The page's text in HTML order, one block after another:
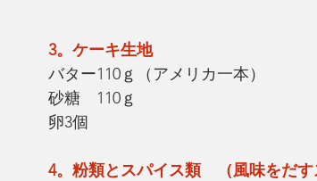
3。ケーキ生地
バター110ｇ（アメリカ一本）
砂糖　110ｇ
卵3個
4。粉類とスパイス類　（風味をだす